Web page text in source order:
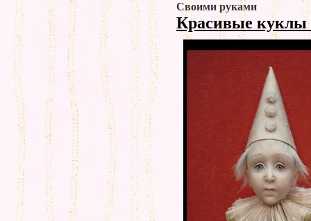
Своими руками
Красивые куклы